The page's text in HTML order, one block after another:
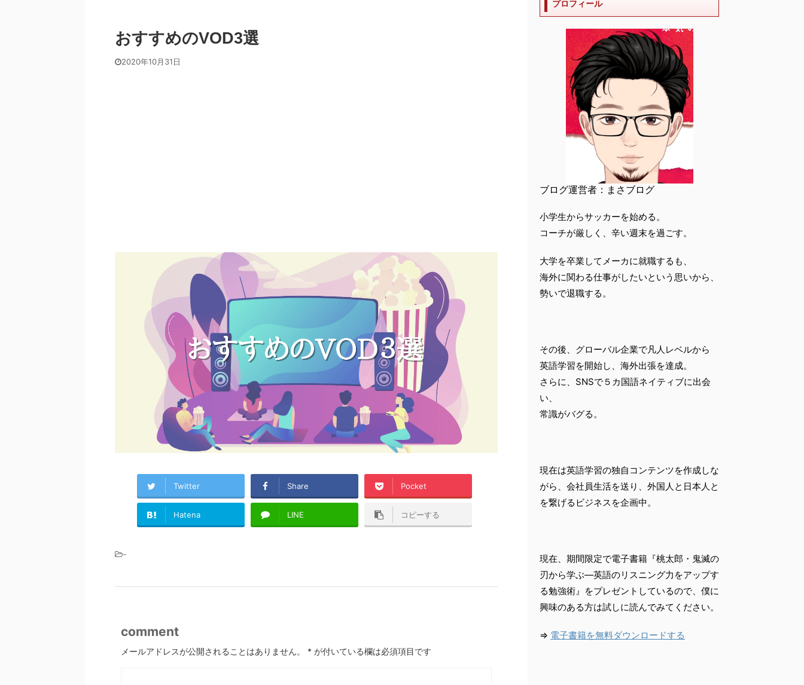
おすすめのVOD3選
2020年10月31日
Twitter Share Pocket
Hatena LINE コピーする
-
comment
メールアドレスが公開されることはありません。 * が付いている欄は必須項目です
プロフィール
ブログ運営者：まさブログ
小学生からサッカーを始める。
コーチが厳しく、辛い週末を過ごす。
大学を卒業してメーカに就職するも、
海外に関わる仕事がしたいという思いから、
勢いで退職する。
その後、グローバル企業で凡人レベルから
英語学習を開始し、海外出張を達成。
さらに、SNSで５カ国語ネイティブに出会
い、
常識がバグる。
現在は英語学習の独自コンテンツを作成しな
がら、会社員生活を送り、外国人と日本人と
を繋げるビジネスを企画中。
現在、期間限定で電子書籍『桃太郎・鬼滅の
刃から学ぶ―英語のリスニング力をアップす
る勉強術』をプレゼントしているので、僕に
興味のある方は試しに読んでみてください。
⇒ 電子書籍を無料ダウンロードする